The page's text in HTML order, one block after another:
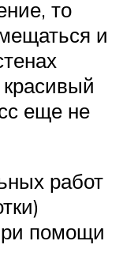
то
и
еще не
работ
помощи